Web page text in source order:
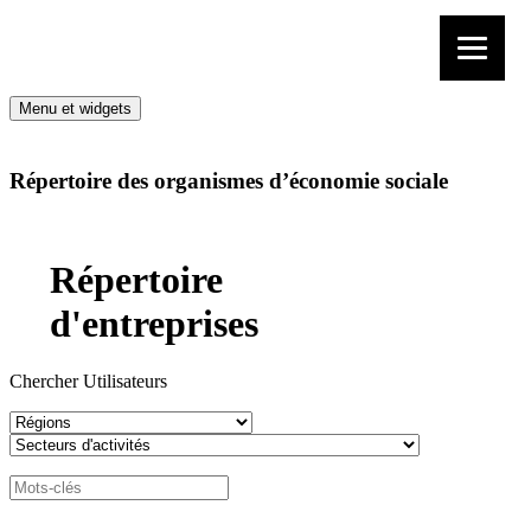
Menu et widgets
Répertoire des organismes d’économie sociale
Répertoire
d'entreprises
Chercher Utilisateurs